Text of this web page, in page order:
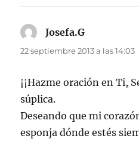
Josefa.G
22 septiembre 2013 a las 14:03
¡¡Hazme oración en Ti,
súplica.
Deseando que mi
esponja dónde estés